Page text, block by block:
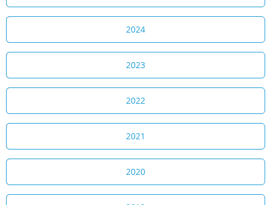
2024
2023
2022
2021
2020